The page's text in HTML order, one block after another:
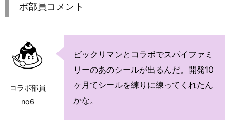
ボ部員コメント
コラボ部員
no6
ビックリマンとコラボでスパイファミ
リーのあのシールが出るんだ。開発10
ヶ月てシールを練りに練ってくれたん
かな。